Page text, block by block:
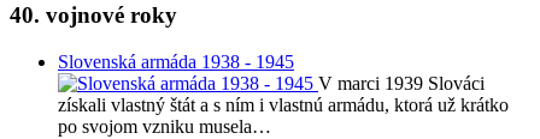
40. vojnové roky
Slovenská armáda 1938 - 1945
V marci 1939 Slováci
získali vlastný štát a s ním i vlastnú armádu, ktorá už krátko
po svojom vzniku musela…